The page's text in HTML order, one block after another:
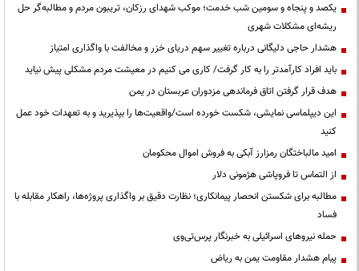
یکصد و پنجاه و سومین شب خدمت؛ موکب شهدای رزکان، تریبون مردم و مطالبه‌گر حل
ریشه‌ای مشکلات شهری
هشدار حاجی دلیگانی درباره تغییر سهم دریای خزر و مخالفت با واگذاری امتیاز
باید افراد کارآمدتر را به کار گرفت/ کاری می کنیم در معیشت مردم مشکلی پیش نیاید
هدف قرار گرفتن اتاق‌ فرماندهی مزدوران عربستان در یمن
این دیپلماسی نمایشی، شکست خورده است/واقعیت‌ها را بپذیرید و به تعهدات خود عمل
کنید
امید مالباختگان رمزارز آبکی به فروش اموال محکومان
از التماس تا فروپاشی هژمونی دلار
مطالبه برای شکستن انحصار پیمانکاری؛ نظارت دقیق بر واگذاری پروژه‌ها، راهکار مقابله با
فساد
حمله نیروهای اسرائیلی به خبرنگار پرس‌تی‌وی
پیام هشدار مقاومت یمن به ریاض